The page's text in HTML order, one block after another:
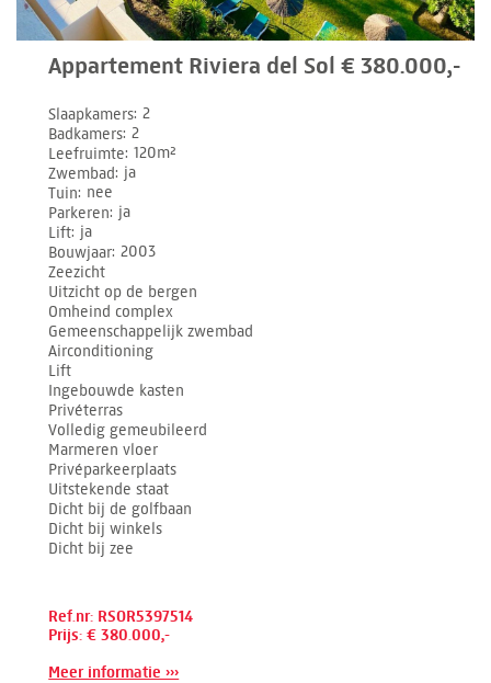
Appartement Riviera del Sol € 380.000,-
Slaapkamers 2
Badkamers 2
Leefruimte 120m²
Zwembad ja
Tuin nee
Parkeren ja
Lift ja
Bouwjaar 2003
Zeezicht
Uitzicht op de bergen
Omheind complex
Gemeenschappelijk zwembad
Airconditioning
Lift
Ingebouwde kasten
Privéterras
Volledig gemeubileerd
Marmeren vloer
Privéparkeerplaats
Uitstekende staat
Dicht bij de golfbaan
Dicht bij winkels
Dicht bij zee
Ref.nr: RSOR5397514
Prijs: € 380.000,-
Meer informatie ›››